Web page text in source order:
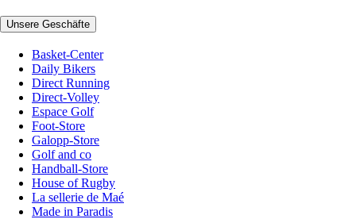
Unsere Geschäfte
Basket-Center
Daily Bikers
Direct Running
Direct-Volley
Espace Golf
Foot-Store
Galopp-Store
Golf and co
Handball-Store
House of Rugby
La sellerie de Maé
Made in Paradis